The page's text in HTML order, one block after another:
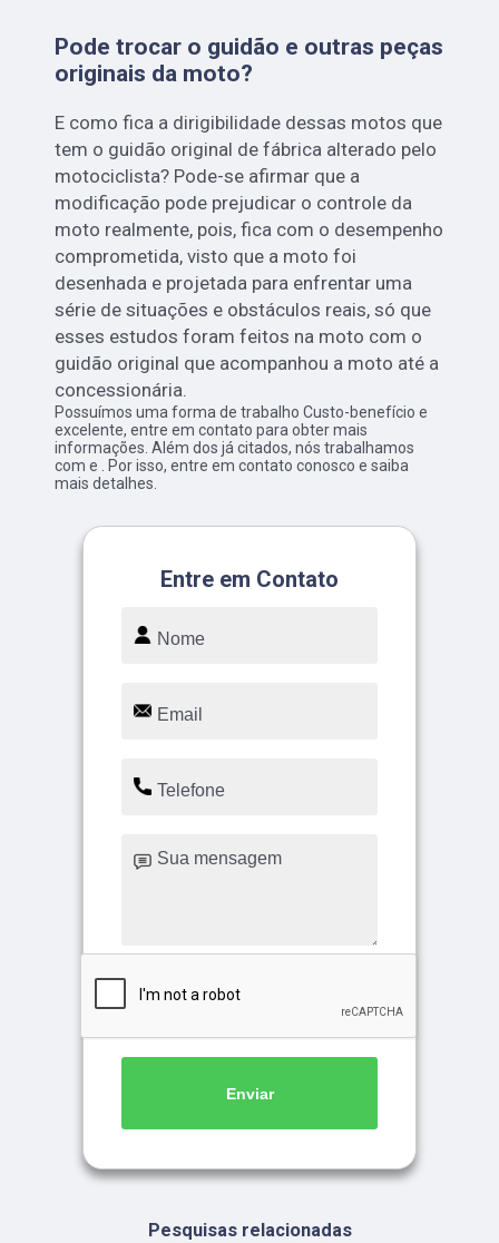
Pode trocar o guidão e outras peças
originais da moto?
E como fica a dirigibilidade dessas motos que
tem o guidão original de fábrica alterado pelo
motociclista? Pode-se afirmar que a
modificação pode prejudicar o controle da
moto realmente, pois, fica com o desempenho
comprometida, visto que a moto foi
desenhada e projetada para enfrentar uma
série de situações e obstáculos reais, só que
esses estudos foram feitos na moto com o
guidão original que acompanhou a moto até a
concessionária.
Possuímos uma forma de trabalho Custo-benefício e
excelente, entre em contato para obter mais
informações. Além dos já citados, nós trabalhamos
com e . Por isso, entre em contato conosco e saiba
mais detalhes.
Entre em Contato
Enviar
Pesquisas relacionadas